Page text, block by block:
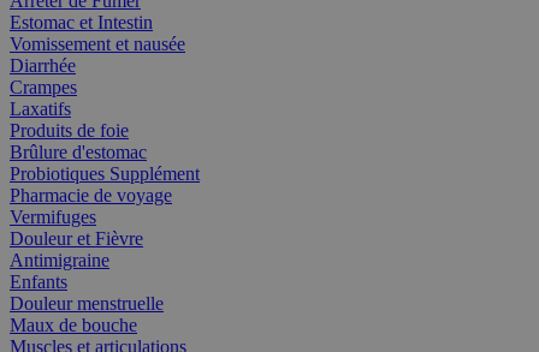
Estomac et Intestin
Vomissement et nausée
Diarrhée
Crampes
Laxatifs
Produits de foie
Brûlure d'estomac
Probiotiques Supplément
Pharmacie de voyage
Vermifuges
Douleur et Fièvre
Antimigraine
Enfants
Douleur menstruelle
Maux de bouche
Muscles et articulations